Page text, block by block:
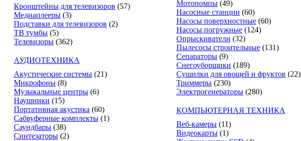
Кронштейны для телевизоров (57)
Медиаплееры (3)
Подставки для телевизоров (2)
ТВ тумбы (5)
Телевизоры (362)
АУДИОТЕХНИКА
Акустические системы (21)
Микрофоны (8)
Музыкальные центры (6)
Наушники (15)
Портативная акустика (60)
Сабвуферные комплекты (1)
Саундбары (38)
Синтезаторы (2)
Мотопомпы (49)
Насосные станции (60)
Насосы поверхностные (60)
Насосы погружные (124)
Опрыскиватели (32)
Пылесосы строительные (131)
Сепараторы (9)
Снегоуборщики (189)
Сушилки для овощей и фруктов (22)
Триммеры (230)
Электрогенераторы (280)
КОМПЬЮТЕРНАЯ ТЕХНИКА
Веб-камеры (11)
Видеокарты (1)